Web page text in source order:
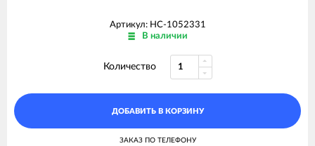
Артикул: НС-1052331
В наличии
Количество
ДОБАВИТЬ В КОРЗИНУ
ЗАКАЗ ПО ТЕЛЕФОНУ